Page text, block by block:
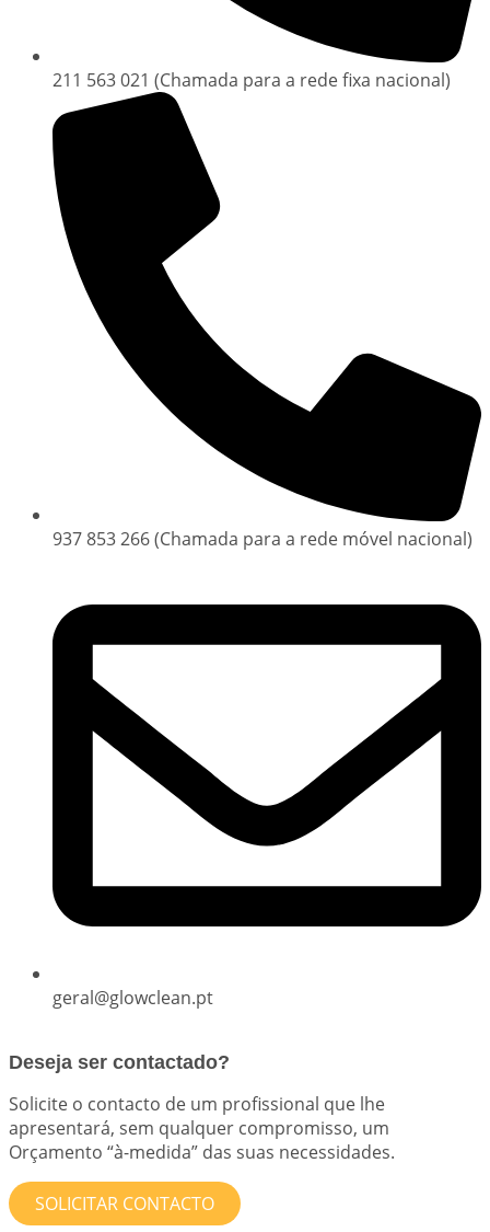
211 563 021 (Chamada para a rede fixa nacional)
937 853 266 (Chamada para a rede móvel nacional)
geral@glowclean.pt
Deseja ser contactado?
Solicite o contacto de um profissional que lhe
apresentará, sem qualquer compromisso, um
Orçamento “à-medida” das suas necessidades.
SOLICITAR CONTACTO